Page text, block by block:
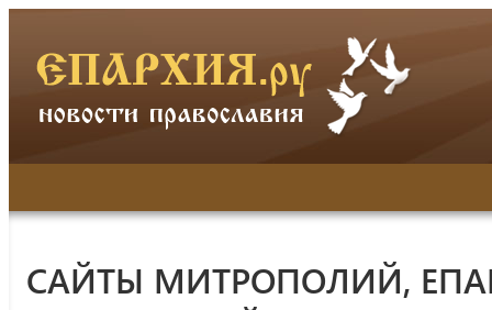
САЙТЫ МИТРОПОЛИЙ,